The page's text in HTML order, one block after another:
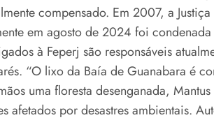
compensado. Em 2007, a
em agosto de 2024 foi
à Feperj são responsáveis
“O lixo da Baía de Guanabara é
uma floresta desenganada,
por desastres ambientais.